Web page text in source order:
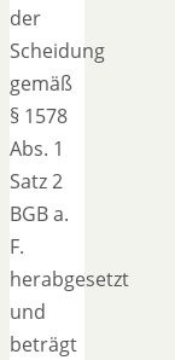
der
Scheidung
gemäß
§ 1578
Abs. 1
Satz 2
BGB a.
F.
herabgesetzt
und
beträgt